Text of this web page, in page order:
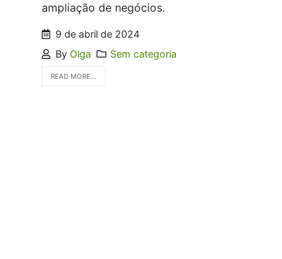
ampliação de negócios.
9 de abril de 2024
By Olga Sem categoria
READ MORE...